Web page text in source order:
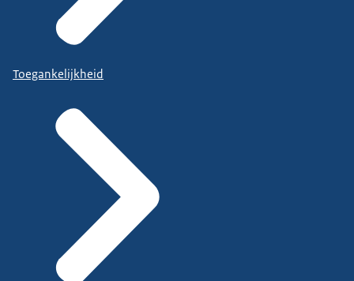
Toegankelijkheid